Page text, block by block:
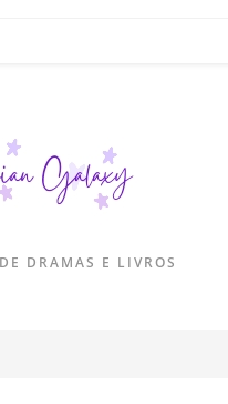
DRAMAS E LIVROS